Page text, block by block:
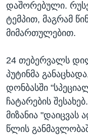
დაშორებული.
ტემპით, მაგრამ
მიმართულებით.
24 თებერვალს
პუტინმა
დონბასში
ჩატარების
მიზანია "დაიცვას
წლის